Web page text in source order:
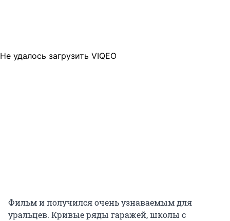
Не удалось загрузить VIQEO
Фильм и получился очень узнаваемым для
уральцев. Кривые ряды гаражей, школы с